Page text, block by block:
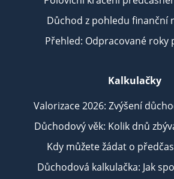
Důchod z pohledu finanční
Přehled: Odpracované roky
Kalkulačky
Valorizace 2026: Zvýšení
Důchodový věk: Kolik dnů
Kdy můžete žádat o
Důchodová kalkulačka: Jak